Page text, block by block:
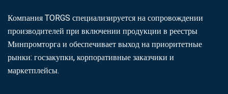
Компания TORGS специализируется на сопровождении
производителей при включении продукции в реестры
Минпромторга и обеспечивает выход на приоритетные
рынки: госзакупки, корпоративные заказчики и
маркетплейсы.